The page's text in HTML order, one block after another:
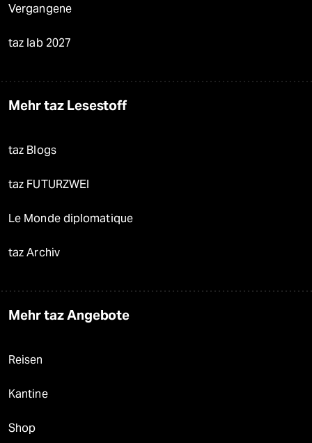
Vergangene
taz lab 2027
Mehr taz Lesestoff
taz Blogs
taz FUTURZWEI
Le Monde diplomatique
taz Archiv
Mehr taz Angebote
Reisen
Kantine
Shop